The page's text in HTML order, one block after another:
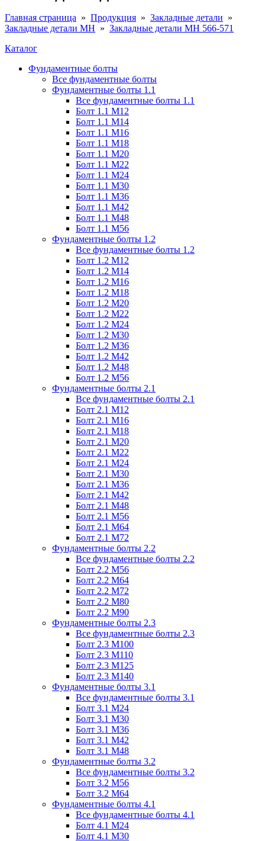
Главная страница » Продукция » Закладные детали »
Закладные детали МН » Закладные детали МН 566-571
Каталог
Фундаментные болты
Все фундаментные болты
Фундаментные болты 1.1
Все фундаментные болты 1.1
Болт 1.1 М12
Болт 1.1 М14
Болт 1.1 М16
Болт 1.1 М18
Болт 1.1 М20
Болт 1.1 М22
Болт 1.1 М24
Болт 1.1 М30
Болт 1.1 М36
Болт 1.1 М42
Болт 1.1 М48
Болт 1.1 М56
Фундаментные болты 1.2
Все фундаментные болты 1.2
Болт 1.2 М12
Болт 1.2 М14
Болт 1.2 М16
Болт 1.2 М18
Болт 1.2 М20
Болт 1.2 М22
Болт 1.2 М24
Болт 1.2 М30
Болт 1.2 М36
Болт 1.2 М42
Болт 1.2 М48
Болт 1.2 М56
Фундаментные болты 2.1
Все фундаментные болты 2.1
Болт 2.1 М12
Болт 2.1 М16
Болт 2.1 М18
Болт 2.1 М20
Болт 2.1 М22
Болт 2.1 М24
Болт 2.1 М30
Болт 2.1 М36
Болт 2.1 М42
Болт 2.1 М48
Болт 2.1 М56
Болт 2.1 М64
Болт 2.1 М72
Фундаментные болты 2.2
Все фундаментные болты 2.2
Болт 2.2 М56
Болт 2.2 М64
Болт 2.2 М72
Болт 2.2 М80
Болт 2.2 М90
Фундаментные болты 2.3
Все фундаментные болты 2.3
Болт 2.3 М100
Болт 2.3 М110
Болт 2.3 М125
Болт 2.3 М140
Фундаментные болты 3.1
Все фундаментные болты 3.1
Болт 3.1 М24
Болт 3.1 М30
Болт 3.1 М36
Болт 3.1 М42
Болт 3.1 М48
Фундаментные болты 3.2
Все фундаментные болты 3.2
Болт 3.2 М56
Болт 3.2 М64
Фундаментные болты 4.1
Все фундаментные болты 4.1
Болт 4.1 М24
Болт 4.1 М30